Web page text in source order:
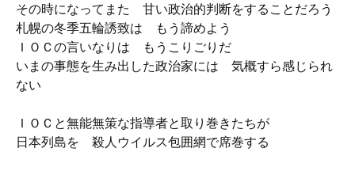
その時になってまた 甘い政治的判断をすることだろう
札幌の冬季五輪誘致は もう諦めよう
ＩＯＣの言いなりは もうこりごりだ
いまの事態を生み出した政治家には 気概すら感じられ
ない
ＩＯＣと無能無策な指導者と取り巻きたちが
日本列島を 殺人ウイルス包囲網で席巻する